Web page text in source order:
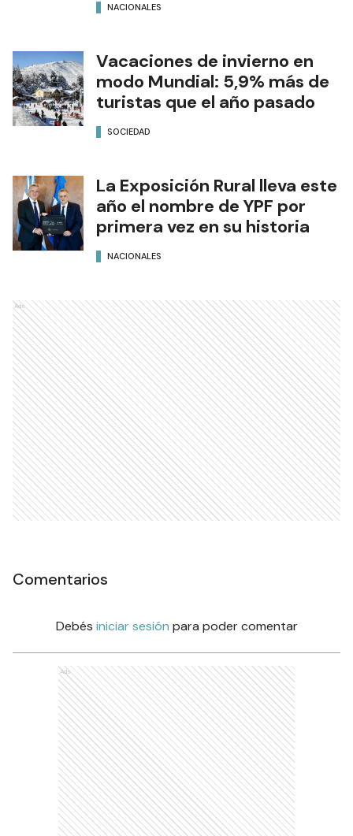
NACIONALES
Vacaciones de invierno en
modo Mundial: 5,9% más de
turistas que el año pasado
SOCIEDAD
La Exposición Rural lleva este
año el nombre de YPF por
primera vez en su historia
NACIONALES
Ads
Comentarios
Debés iniciar sesión para poder comentar
Ads